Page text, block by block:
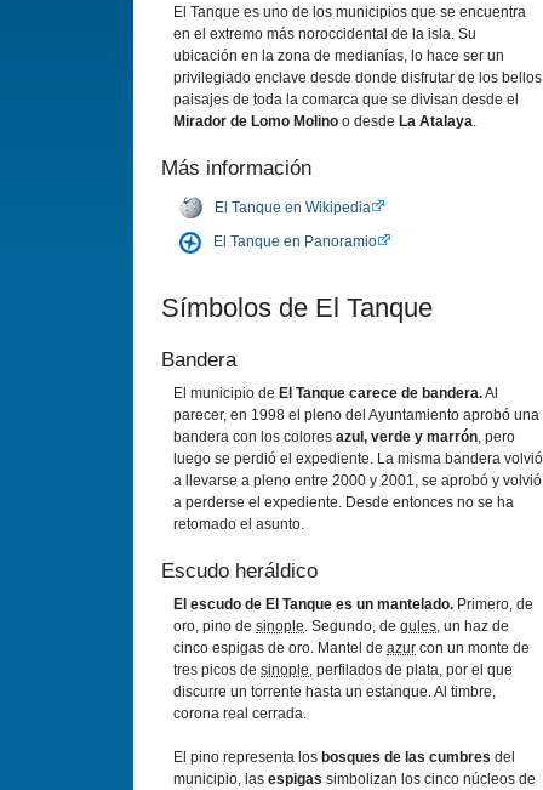
El Tanque es uno de los municipios que se encuentra
en el extremo más noroccidental de la isla. Su
ubicación en la zona de medianías, lo hace ser un
privilegiado enclave desde donde disfrutar de los bellos
paisajes de toda la comarca que se divisan desde el
Mirador de Lomo Molino o desde La Atalaya.
Más información
El Tanque en Wikipedia
El Tanque en Panoramio
Símbolos de El Tanque
Bandera
El municipio de El Tanque carece de bandera.Al
parecer, en 1998 el pleno del Ayuntamiento aprobó una
bandera con los colores azul, verde y marrón, pero
luego se perdió el expediente. La misma bandera volvió
a llevarse a pleno entre 2000 y 2001, se aprobó y volvió
a perderse el expediente. Desde entonces no se ha
retomado el asunto.
Escudo heráldico
El escudo de El Tanque es un mantelado. Primero, de
oro, pino de sinople. Segundo, de gules, un haz de
cinco espigas de oro. Mantel de azur con un monte de
tres picos de sinople, perfilados de plata, por el que
discurre un torrente hasta un estanque. Al timbre,
corona real cerrada.
El pino representa los bosques de las cumbres del
municipio, las espigas simbolizan los cinco núcleos de